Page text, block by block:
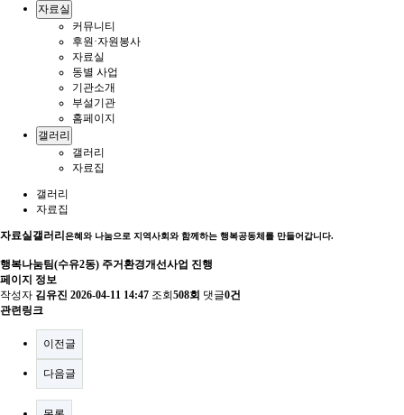
자료실
커뮤니티
후원·자원봉사
자료실
동별 사업
기관소개
부설기관
홈페이지
갤러리
갤러리
자료집
갤러리
자료집
자료실갤러리 은혜와 나눔으로 지역사회와 함께하는 행복공동체를 만들어갑니다.
행복나눔팀(수유2동) 주거환경개선사업 진행
페이지 정보
작성자 김유진 2026-04-11 14:47 조회 508회 댓글0건
관련링크
이전글
다음글